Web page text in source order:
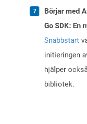
Börjar med
Go SDK: En
Snabbstart
initieringen
hjälper
bibliotek.